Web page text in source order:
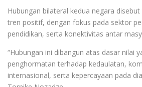
Hubungan bilateral kedua negara
tren positif, dengan fokus pada sektor
pendidikan, serta konektivitas antar
“Hubungan ini dibangun atas dasar nilai
penghormatan terhadap kedaulatan,
internasional, serta kepercayaan pada